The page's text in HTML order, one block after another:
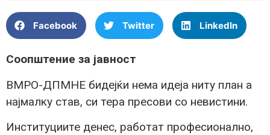
Facebook Twitter LinkedIn
Соопштение за јавност
ВМРО-ДПМНЕ бидејќи нема идеја ниту план а
најмалку став, си тера пресови со невистини.
Институциите денес, работат професионално,